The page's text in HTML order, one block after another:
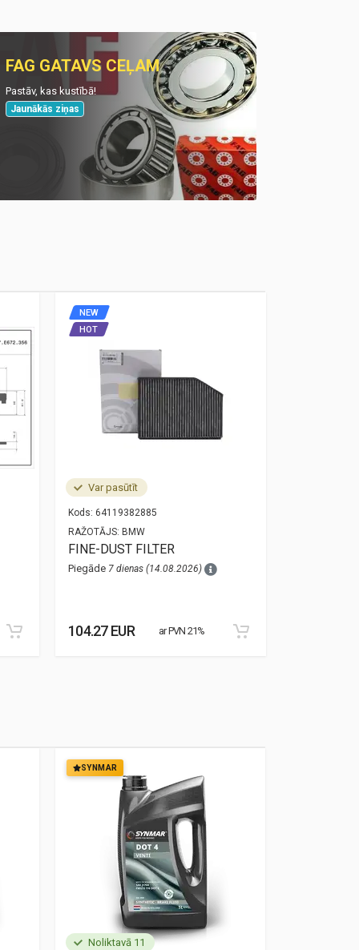
FAG GATAVS CEĻAM
Pastāv, kas kustībā!
Jaunākās ziņas
Var pasūtīt
Kods: 64119382885
RAŽOTĀJS: BMW
NEW
HOT
FINE-DUST FILTER
Piegāde 7 dienas (14.08.2026)
104.27 EUR ar PVN 21%
SYNMAR
Noliktavā 11